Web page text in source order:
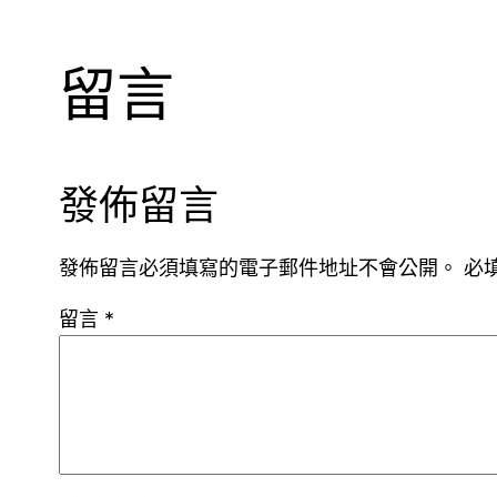
留言
發佈留言
發佈留言必須填寫的電子郵件地址不會公開。 必
留言 *